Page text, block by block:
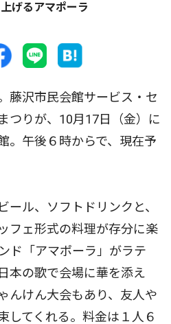
げるアマポーラ
沢市民会館サービス・セ
つりが、10月17日（金）に
。午後６時からで、現在予
ル、ソフトドリンクと、
フェ形式の料理が存分に楽
ド「アマポーラ」がラテ
本の歌で会場に華を添え
んけん大会もあり、友人や
してくれる。料金は１人６